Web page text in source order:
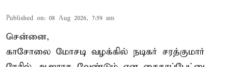
Published on: 08 Aug 2026, 7:59 am
சென்னை,
காசோலை மோசடி வழக்கில் நடிகர் சரத்குமார்